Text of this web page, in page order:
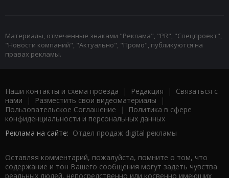
Материалы, отмеченные знаками "Реклама", "PR", "Спецпроект",
"Новости компаний", "Актуально", "Промо", публикуются на
правах рекламы.
Наши контакты и схема проезда | Редакция | Связаться с
нами | Разместить свои видеоматериалы |
Пользовательское Соглашение |
Политика в сфере
конфиденциальности и персональных данных
Реклама на сайте: Отдел продаж digital рекламы
Оставляя комментарий, пожалуйста, помните о том, что
содержание и тон Вашего сообщения могут задеть чувства
реальных людей, непосредственно или косвенно имеющих